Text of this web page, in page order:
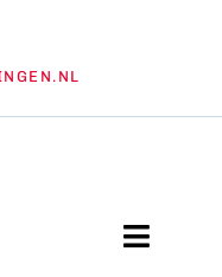
Toggle